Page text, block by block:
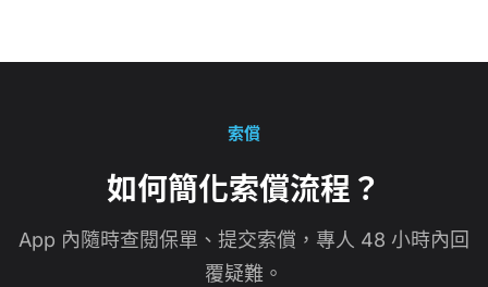
索償
如何簡化索償流程？
App 內隨時查閱保單、提交索償，專人 48 小時內回
覆疑難。